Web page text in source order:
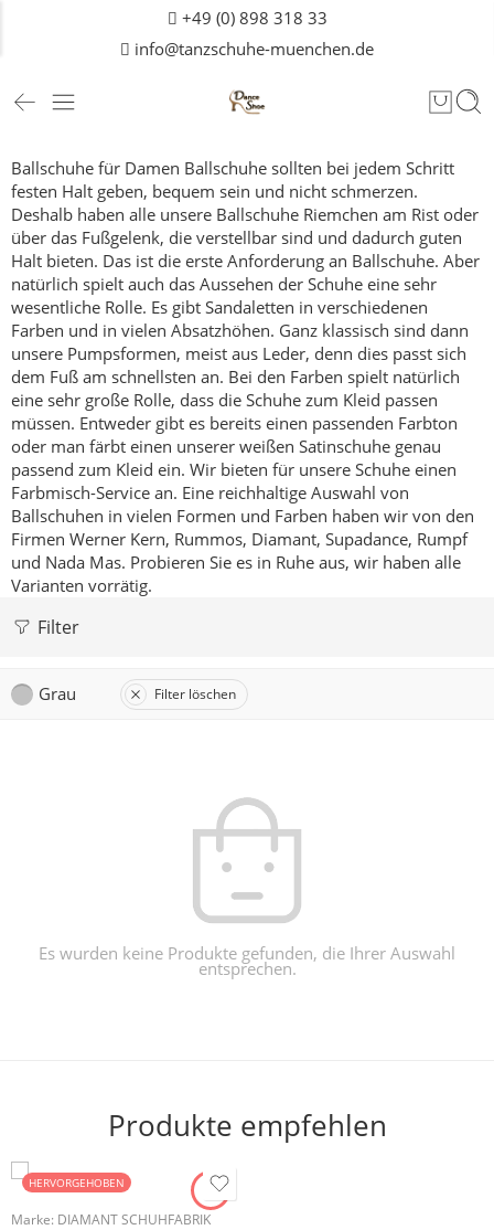
+49 (0) 898 318 33
info@tanzschuhe-muenchen.de
Ballschuhe für Damen Ballschuhe sollten bei jedem Schritt
festen Halt geben, bequem sein und nicht schmerzen.
Deshalb haben alle unsere Ballschuhe Riemchen am Rist oder
über das Fußgelenk, die verstellbar sind und dadurch guten
Halt bieten. Das ist die erste Anforderung an Ballschuhe. Aber
natürlich spielt auch das Aussehen der Schuhe eine sehr
wesentliche Rolle. Es gibt Sandaletten in verschiedenen
Farben und in vielen Absatzhöhen. Ganz klassisch sind dann
unsere Pumpsformen, meist aus Leder, denn dies passt sich
dem Fuß am schnellsten an. Bei den Farben spielt natürlich
eine sehr große Rolle, dass die Schuhe zum Kleid passen
müssen. Entweder gibt es bereits einen passenden Farbton
oder man färbt einen unserer weißen Satinschuhe genau
passend zum Kleid ein. Wir bieten für unsere Schuhe einen
Farbmisch-Service an. Eine reichhaltige Auswahl von
Ballschuhen in vielen Formen und Farben haben wir von den
Firmen Werner Kern, Rummos, Diamant, Supadance, Rumpf
und Nada Mas. Probieren Sie es in Ruhe aus, wir haben alle
Varianten vorrätig.
Filter
Grau Filter löschen
Es wurden keine Produkte gefunden, die Ihrer Auswahl
entsprechen.
Produkte empfehlen
HERVORGEHOBEN
Marke: DIAMANT SCHUHFABRIK